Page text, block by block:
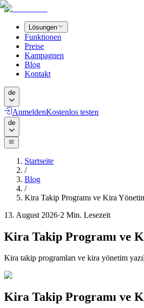
Lösungen
Funktionen
Preise
Kampagnen
Blog
Kontakt
de
AnmeldenKostenlos testen
de
Startseite
/
Blog
/
Kira Takip Programı ve Kira Yönetim
13. August 2026·2 Min. Lesezeit
Kira Takip Programı ve
Kira takip programları ve kira yönetim
Kira Takip Programı ve